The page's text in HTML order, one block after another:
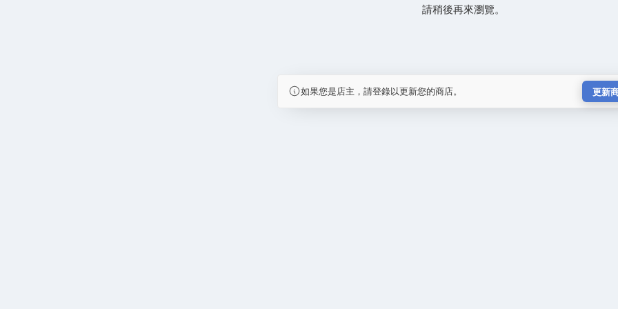
請稍後再來瀏覽。
如果您是店主，請登錄以更新您的商店。 更新